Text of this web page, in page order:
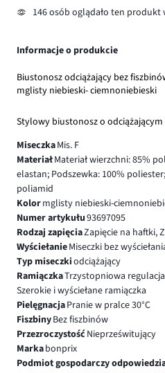
146 osób oglądało ten produkt
Informacje o produkcie
Biustonosz odciążający bez
mglisty niebieski- ciemnoniebieski
Stylowy biustonosz o odciążającym
MiseczkaMis. F
MateriałMateriał wierzchni: 85%
elastan; Podszewka: 100%
poliamid
Kolormglisty niebieski-
Numer artykułu93697095
Rodzaj zapięciaZapięcie na haftki,
WyściełanieMiseczki bez
Typ miseczkiodciążający
RamiączkaTrzystopniowa
Szerokie i wyściełane ramiączka
PielęgnacjaPranie w pralce 30°C
FiszbinyBez fiszbinów
PrzezroczystośćNieprześwitujący
Markabonprix
Podmiot gospodarczy